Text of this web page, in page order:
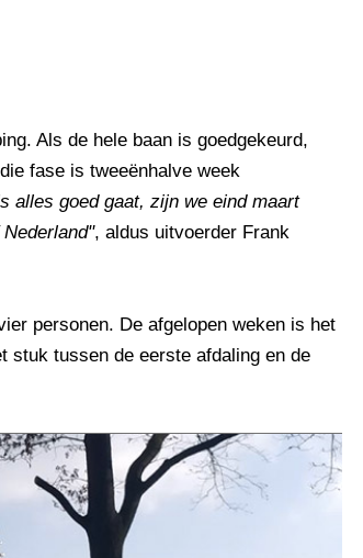
Als de hele baan is goedgekeurd,
fase is tweeënhalve week
alles goed gaat, zijn we eind maart
, aldus uitvoerder Frank
personen. De afgelopen weken is het
stuk tussen de eerste afdaling en de